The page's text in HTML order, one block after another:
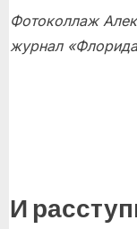
Фотоколлаж
журнал
И